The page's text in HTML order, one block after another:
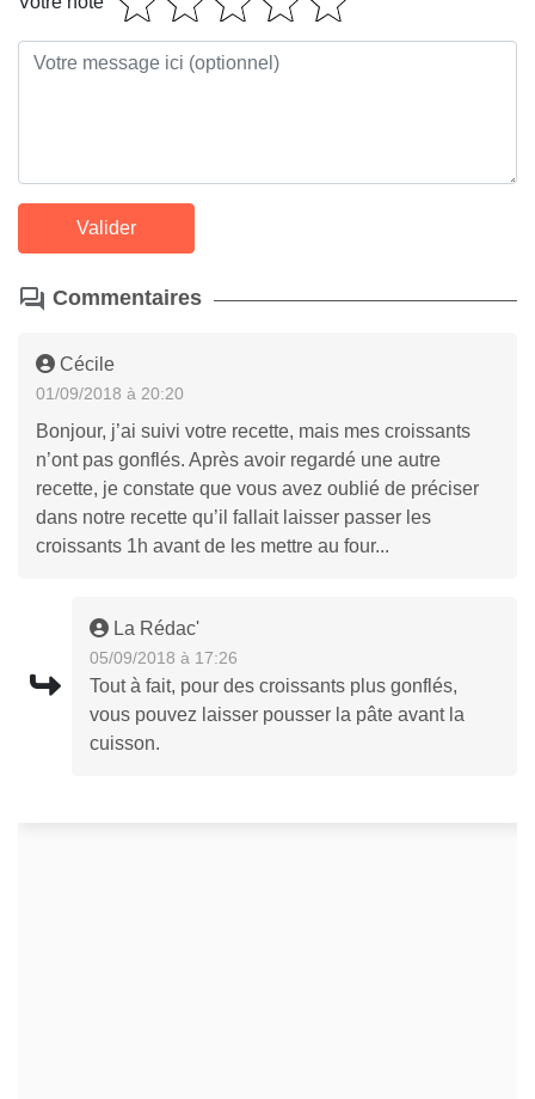
Commentaires
Cécile
01/09/2018 à 20:20
Bonjour, j’ai suivi votre recette, mais mes croissants
n’ont pas gonflés. Après avoir regardé une autre
recette, je constate que vous avez oublié de préciser
dans notre recette qu’il fallait laisser passer les
croissants 1h avant de les mettre au four...
La Rédac'
05/09/2018 à 17:26
Tout à fait, pour des croissants plus gonflés,
vous pouvez laisser pousser la pâte avant la
cuisson.